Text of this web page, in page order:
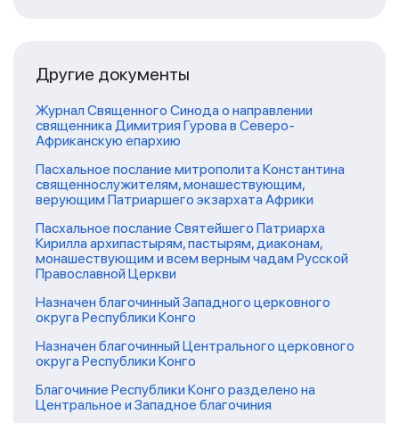
Другие документы
Журнал Священного Синода о направлении
священника Димитрия Гурова в Северо-
Африканскую епархию
Пасхальное послание митрополита Константина
священнослужителям, монашествующим,
верующим Патриаршего экзархата Африки
Пасхальное послание Святейшего Патриарха
Кирилла архипастырям, пастырям, диаконам,
монашествующим и всем верным чадам Русской
Православной Церкви
Назначен благочинный Западного церковного
округа Республики Конго
Назначен благочинный Центрального церковного
округа Республики Конго
Благочиние Республики Конго разделено на
Центральное и Западное благочиния